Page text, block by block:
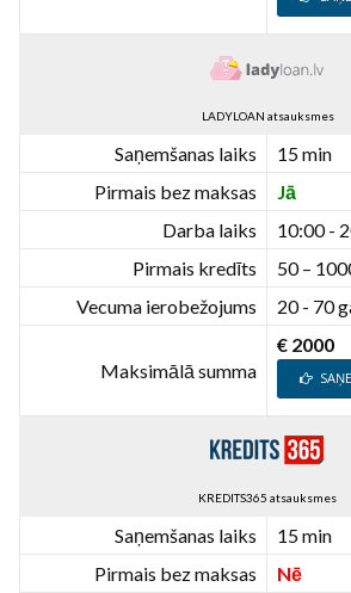
LADYLOAN atsauksmes
Saņemšanas laiks
15 min
Pirmais bez maksas
Jā
Darba laiks
10:00 -
Pirmais kredīts
50 –
Vecuma ierobežojums
20 - 70
Maksimālā summa
€ 2000
KREDITS365 atsauksmes
Saņemšanas laiks
15 min
Pirmais bez maksas
Nē